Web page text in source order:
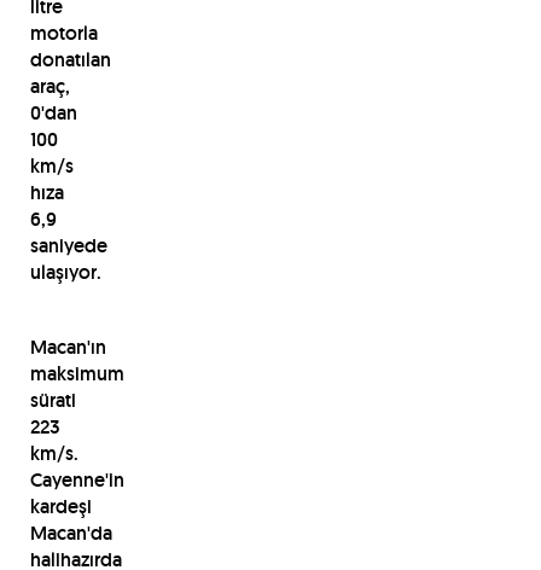
litre
motorla
donatılan
araç,
0'dan
100
km/s
hıza
6,9
saniyede
ulaşıyor.
Macan'ın
maksimum
sürati
223
km/s.
Cayenne'in
kardeşi
Macan'da
halihazırda